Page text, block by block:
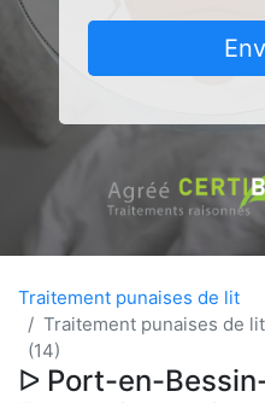
Traitement punaises de lit
Traitement punaises de
(14)
ᐅ Port-en-